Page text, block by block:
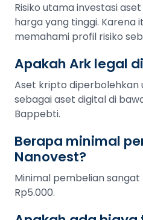
Risiko utama investasi
harga yang tinggi. Karena
memahami profil risiko
Apakah Ark legal
Aset kripto diperbolehkan
sebagai aset digital di
Bappebti.
Berapa minimal
Nanovest?
Minimal pembelian
Rp5.000.